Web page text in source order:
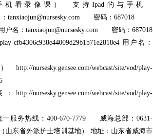
机看录像课） 支持Ipad的与手机
：tanxiaojun@nursesky.com 密码：687018
用户名：tanxiaojun@nursesky.com 密码：687018
cfb4306c938e44009d29b1b71e2818e4 用户名：
webcast/site/vod/play-
webcast/site/vod/play-
服务热线：400-670-7779 威海总部：0631-
东省外派护士培训基地） 地址：山东省威海市